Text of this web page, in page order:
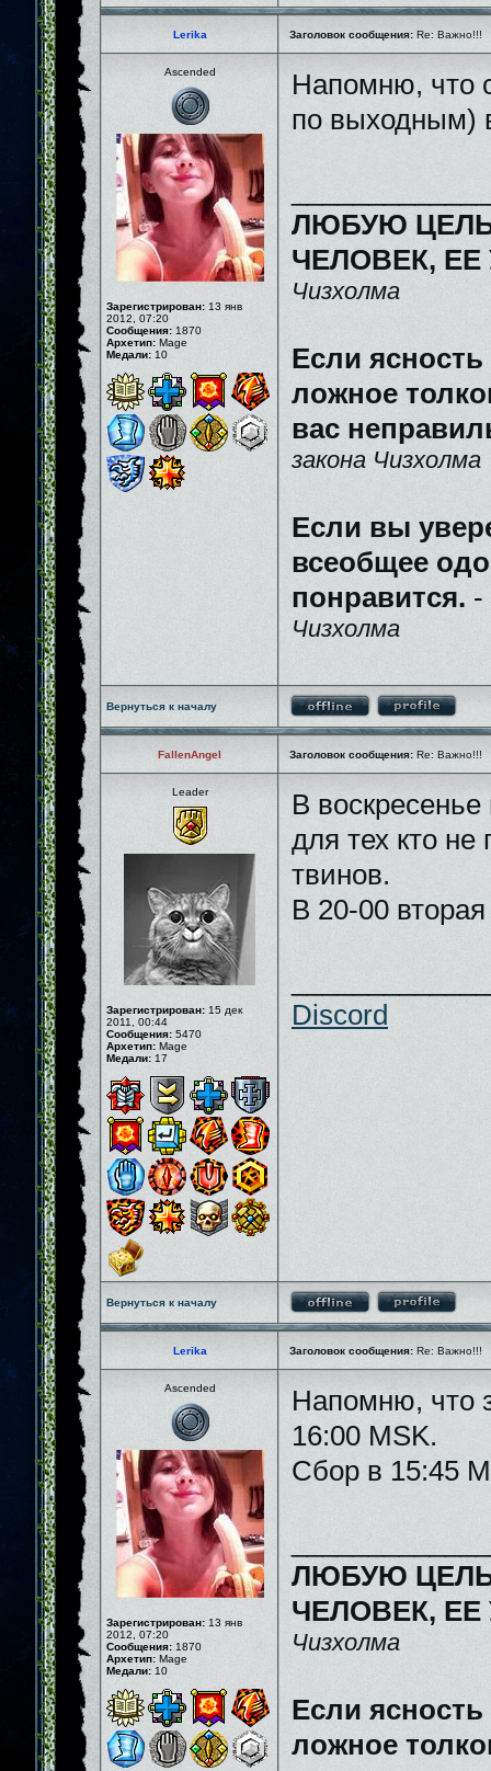
Lerika Заголовок сообщения: Re: Важно!!!
Ascended
Зарегистрирован: 13 янв
2012, 07:20
Сообщения: 1870
Архетип: Mage
Медали: 10
Напомню, что
по выходным)
ЛЮБУЮ
ЧЕЛОВЕК,
Чизхолма
Если
ложное
вас
закона Чизхолма
Если вы
всеобщее
понравится. -
Чизхолма
Вернуться к началу
FallenAngel Заголовок сообщения: Re: Важно!!!
Leader
Зарегистрирован: 15 дек
2011, 00:44
Сообщения: 5470
Архетип: Mage
Медали: 17
В
для тех кто
твинов.
В 20-00
Discord
Вернуться к началу
Lerika Заголовок сообщения: Re: Важно!!!
Ascended
Зарегистрирован: 13 янв
2012, 07:20
Сообщения: 1870
Архетип: Mage
Медали: 10
Напомню, что
16:00 MSK.
Сбор в 15:45
ЛЮБУЮ
ЧЕЛОВЕК,
Чизхолма
Если
ложное